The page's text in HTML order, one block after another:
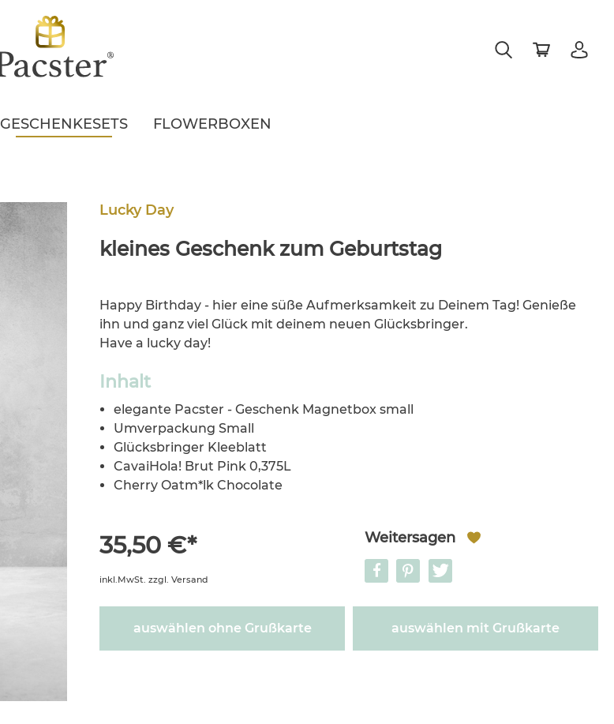
GESCHENKESETS FLOWERBOXEN
Lucky Day
kleines Geschenk zum Geburtstag
Happy Birthday - hier eine süße Aufmerksamkeit zu Deinem Tag! Genieße
ihn und ganz viel Glück mit deinem neuen Glücksbringer.
Have a lucky day!
Inhalt
elegante Pacster - Geschenk Magnetbox small
Umverpackung Small
Glücksbringer Kleeblatt
CavaiHola! Brut Pink 0,375L
Cherry Oatm*lk Chocolate
35,50 €*
inkl.MwSt. zzgl. Versand
Weitersagen
auswählen ohne Grußkarte auswählen mit Grußkarte